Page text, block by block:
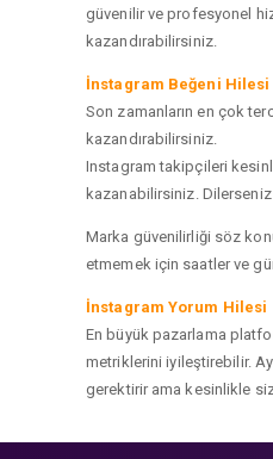
güvenilir ve profesyonel
kazandırabilirsiniz.
İnstagram Beğeni Hilesi
Son zamanların en çok
kazandırabilirsiniz.
Instagram takipçileri
kazanabilirsiniz. Dilerseniz
Marka güvenilirliği söz
etmemek için saatler ve
İnstagram Yorum Hilesi
En büyük pazarlama
metriklerini iyileştirebilir.
gerektirir ama kesinlikle